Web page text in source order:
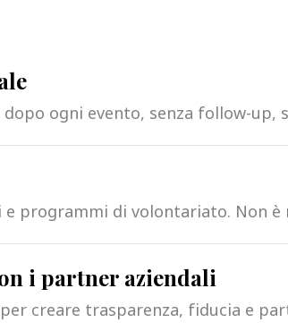
ogni evento, senza follow-up,
programmi di volontariato. Non è
i partner aziendali
creare trasparenza, fiducia e